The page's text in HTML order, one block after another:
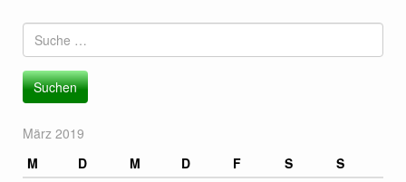
Suche
nach:
März 2019
M
D M D F S
S